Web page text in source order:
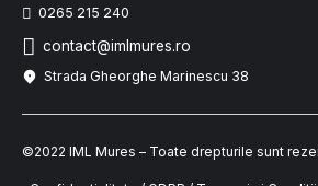
0265 215 240
contact@imlmures.ro
Strada Gheorghe Marinescu 38
©2022 IML Mures – Toate drepturile sunt